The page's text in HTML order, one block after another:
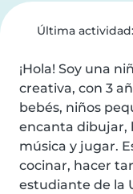
Última actividad:
¡Hola! Soy una
creativa, con 3
bebés, niños
encanta dibujar,
música y jugar.
cocinar, hacer
estudiante de la